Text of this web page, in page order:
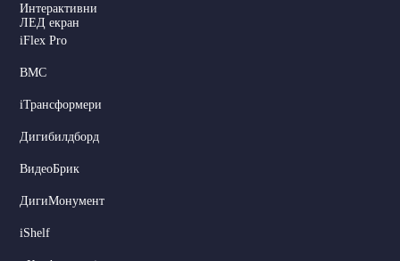
Интерактивни
ЛЕД екран
iFlex Pro
ВМС
iТрансформери
Дигибилдборд
ВидеоБрик
ДигиМонумент
iShelf
Hindi
Dutch